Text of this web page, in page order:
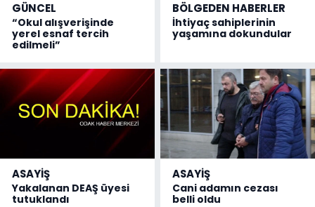
GÜNCEL
“Okul alışverişinde
yerel esnaf tercih
edilmeli”
BÖLGEDEN HABERLER
İhtiyaç sahiplerinin
yaşamına dokundular
ASAYİŞ
Yakalanan DEAŞ üyesi
tutuklandı
ASAYİŞ
Cani adamın cezası
belli oldu